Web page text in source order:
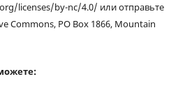
licenses/by-nc/4.0/ или отправьте
Commons, PO Box 1866, Mountain